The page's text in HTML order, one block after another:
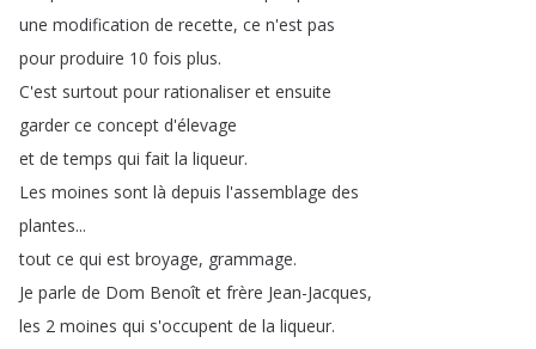
une modification de recette, ce n'est pas
pour produire 10 fois plus.
C'est surtout pour rationaliser et ensuite
garder ce concept d'élevage
et de temps qui fait la liqueur.
Les moines sont là depuis l'assemblage des
plantes...
tout ce qui est broyage, grammage.
Je parle de Dom Benoît et frère Jean-Jacques,
les 2 moines qui s'occupent de la liqueur.